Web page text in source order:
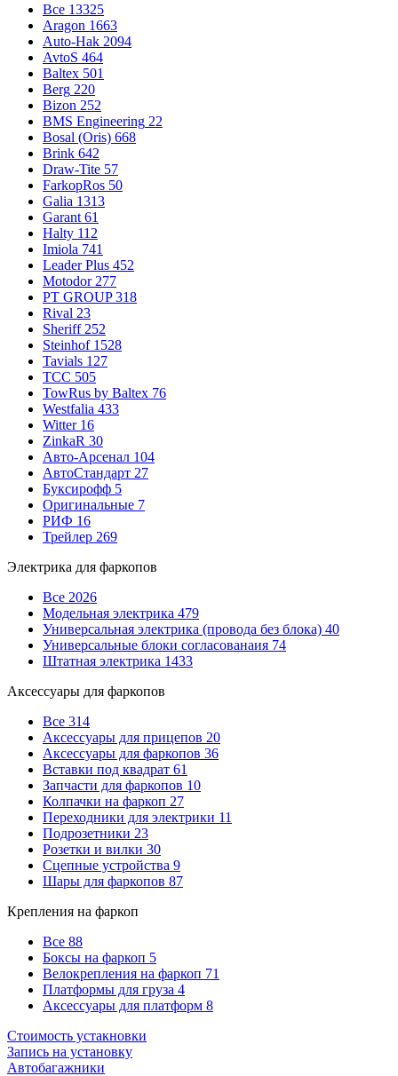
Все 13325
Aragon 1663
Auto-Hak 2094
AvtoS 464
Baltex 501
Berg 220
Bizon 252
BMS Engineering 22
Bosal (Oris) 668
Brink 642
Draw-Tite 57
FarkopRos 50
Galia 1313
Garant 61
Halty 112
Imiola 741
Leader Plus 452
Motodor 277
PT GROUP 318
Rival 23
Sheriff 252
Steinhof 1528
Tavials 127
TCC 505
TowRus by Baltex 76
Westfalia 433
Witter 16
ZinkaR 30
Авто-Арсенал 104
АвтоСтандарт 27
Буксирофф 5
Оригинальные 7
РИФ 16
Трейлер 269
Электрика для фаркопов
Все 2026
Модельная электрика 479
Универсальная электрика (провода без блока) 40
Универсальные блоки согласованаия 74
Штатная электрика 1433
Аксессуары для фаркопов
Все 314
Аксессуары для прицепов 20
Аксессуары для фаркопов 36
Вставки под квадрат 61
Запчасти для фаркопов 10
Колпачки на фаркоп 27
Переходники для электрики 11
Подрозетники 23
Розетки и вилки 30
Сцепные устройства 9
Шары для фаркопов 87
Крепления на фаркоп
Все 88
Боксы на фаркоп 5
Велокрепления на фаркоп 71
Платформы для груза 4
Аксессуары для платформ 8
Стоимость устакновки
Запись на установку
Автобагажники